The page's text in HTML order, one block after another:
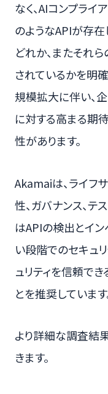
なく、AIコンプライ
のようなAPIが存
どれか、またそれ
されているかを明
規模拡大に伴い、
に対する高まる期
性があります。
Akamaiは、ライフ
性、ガバナンス、テ
はAPIの検出とイ
い段階でのセキュ
ュリティを信頼で
とを推奨しています
より詳細な調査結
きます。